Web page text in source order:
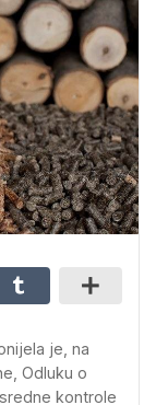
je, na
Odluku o
kontrole